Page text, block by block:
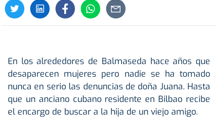
En los alrededores de Balmaseda hace años que
desaparecen mujeres pero nadie se ha tomado
nunca en serio las denuncias de doña Juana. Hasta
que un anciano cubano residente en Bilbao recibe
el encargo de buscar a la hija de un viejo amigo.